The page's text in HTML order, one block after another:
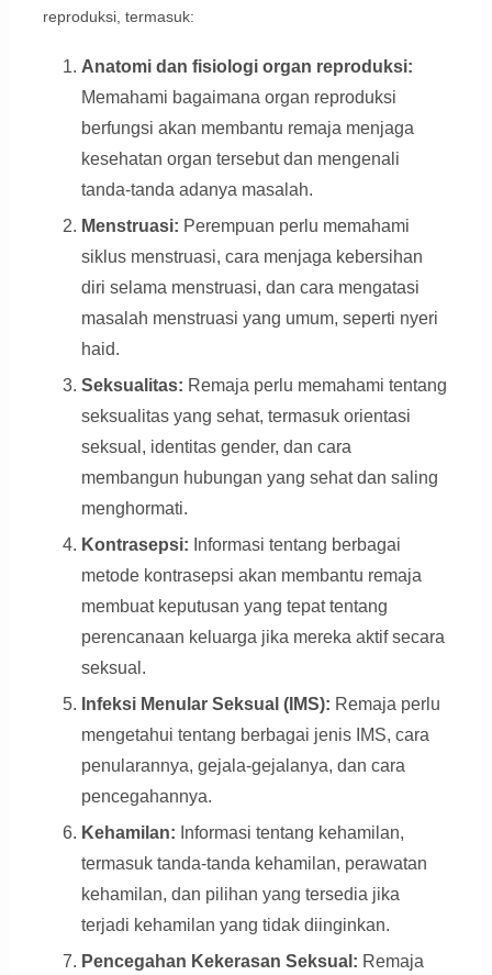
reproduksi, termasuk:
Anatomi dan fisiologi organ reproduksi:
Memahami bagaimana organ reproduksi
berfungsi akan membantu remaja menjaga
kesehatan organ tersebut dan mengenali
tanda-tanda adanya masalah.
Menstruasi: Perempuan perlu memahami
siklus menstruasi, cara menjaga kebersihan
diri selama menstruasi, dan cara mengatasi
masalah menstruasi yang umum, seperti nyeri
haid.
Seksualitas: Remaja perlu memahami tentang
seksualitas yang sehat, termasuk orientasi
seksual, identitas gender, dan cara
membangun hubungan yang sehat dan saling
menghormati.
Kontrasepsi: Informasi tentang berbagai
metode kontrasepsi akan membantu remaja
membuat keputusan yang tepat tentang
perencanaan keluarga jika mereka aktif secara
seksual.
Infeksi Menular Seksual (IMS): Remaja perlu
mengetahui tentang berbagai jenis IMS, cara
penularannya, gejala-gejalanya, dan cara
pencegahannya.
Kehamilan: Informasi tentang kehamilan,
termasuk tanda-tanda kehamilan, perawatan
kehamilan, dan pilihan yang tersedia jika
terjadi kehamilan yang tidak diinginkan.
Pencegahan Kekerasan Seksual: Remaja